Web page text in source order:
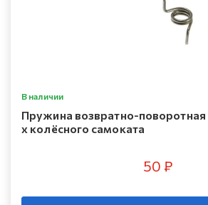
В наличии
Пружина возвратно-поворотная
х колёсного самоката
50 ₽